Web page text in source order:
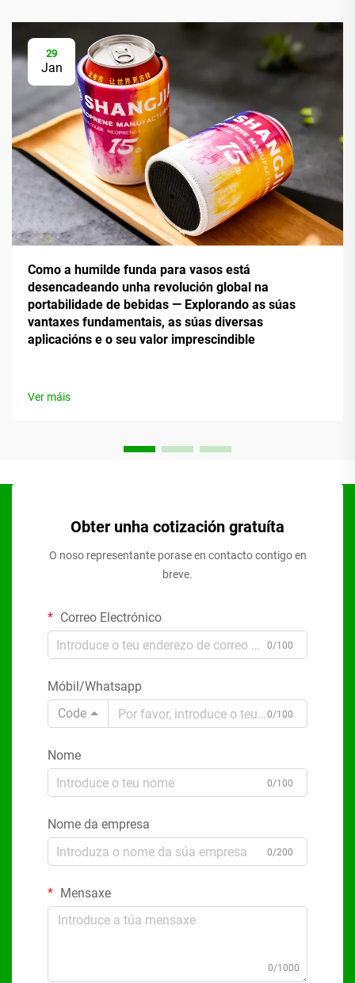
29
Jan
Como a humilde funda para vasos está
desencadeando unha revolución global na
portabilidade de bebidas — Explorando as súas
vantaxes fundamentais, as súas diversas
aplicacións e o seu valor imprescindible
Ver máis
Obter unha cotización gratuíta
O noso representante porase en contacto contigo en
breve.
Correo Electrónico
0/100
Móbil/Whatsapp
Code
0/100
Nome
0/100
Nome da empresa
0/200
Mensaxe
0/1000